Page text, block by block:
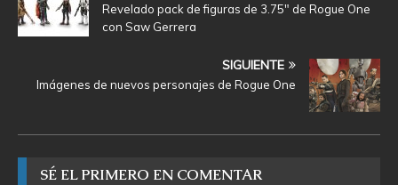
Revelado pack de figuras de 3.75″ de Rogue One
con Saw Gerrera
SIGUIENTE
Imágenes de nuevos personajes de Rogue One
SÉ EL PRIMERO EN COMENTAR